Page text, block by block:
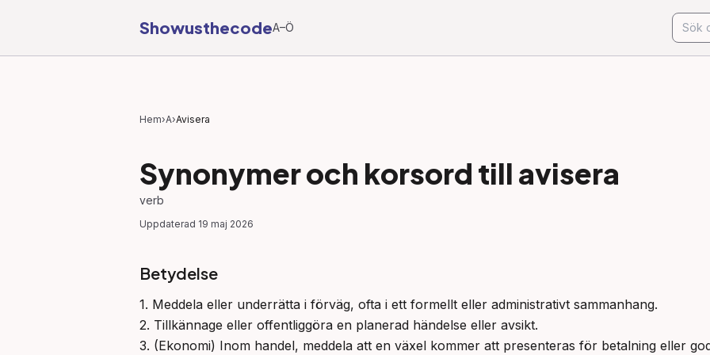
ShowusthecodeA–Ö
Hem›A›Avisera
Synonymer och korsord till avisera
verb
Uppdaterad 19 maj 2026
Betydelse
1. Meddela eller underrätta i förväg, ofta i ett formellt eller administrativt sammanhang.
2. Tillkännage eller offentliggöra en planerad händelse eller avsikt.
3. (Ekonomi) Inom handel, meddela att en växel kommer att presenteras för betalning eller